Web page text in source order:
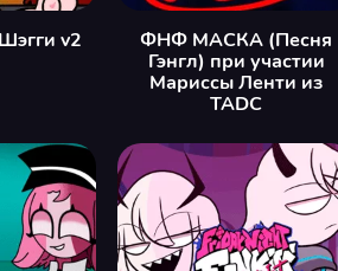
v2
ФНФ МАСКА (Песня
Гэнгл) при участии
Мариссы Ленти из
TADC